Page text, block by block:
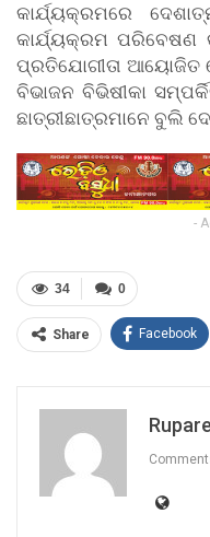
କାର୍ଯ୍ୟକ୍ରମରେ
କାର୍ଯ୍ୟକ୍ରମ ପରିବେଷଣ
ପ୍ରତିଯୋଗୀତା ଆୟୋଜିତ
ବିଭାଜନ ବିଭିଷୀକା
ଛାତ୍ରୀଛାତ୍ରମାନେ ବୁଲି
-
0
34
Share Facebook